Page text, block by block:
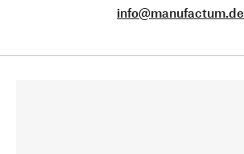
info@manufactum.de